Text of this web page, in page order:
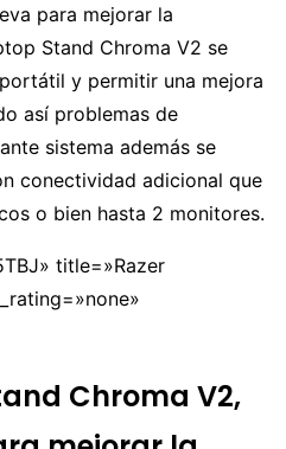
para mejorar la
Stand Chroma V2 se
y permitir una mejora
así problemas de
sistema además se
conectividad adicional que
o bien hasta 2 monitores.
title=»Razer
Chroma V2,